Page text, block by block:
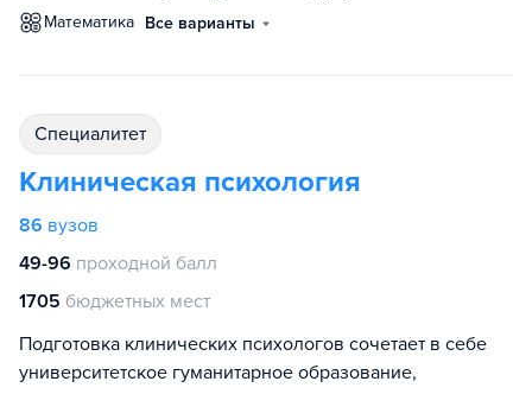
математика Все варианты
специалитет
Клиническая психология
86 вузов
49-96 проходной балл
1705 бюджетных мест
Подготовка клинических психологов сочетает в себе
университетское гуманитарное образование,